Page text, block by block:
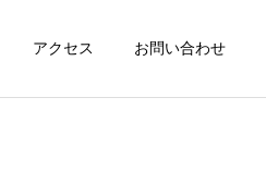
アクセス お問い合わせ